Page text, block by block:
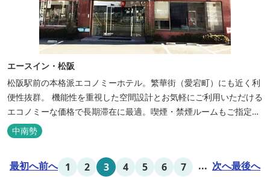
エースイン・松阪
松阪駅前の本格派エコノミーホテル。繁華街（愛宕町）にも近く利
便性抜群。 機能性を重視した空間設計とお気軽にご利用いただける
エコノミーな価格で長期滞在に最適。喫煙・禁煙ルームもご指定い
ただけます。 無料サービス ・３０種類以上の和洋朝食ビュッフェ
（6:30～9:30） ・アルコールも無料のウェルカムドリンクサービス
中南勢
最初へ前へ 1 2 3 4 5 6 7 ... 次へ最後へ